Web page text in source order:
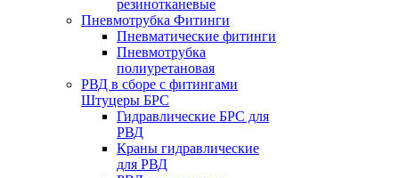
резинотканевые
Пневмотрубка Фитинги
Пневматические фитинги
Пневмотрубка
полиуретановая
РВД в сборе с фитингами
Штуцеры БРС
Гидравлические БРС для
РВД
Краны гидравлические
для РВД